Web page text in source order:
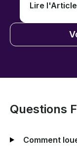
Lire l'Article
Questions
Comment